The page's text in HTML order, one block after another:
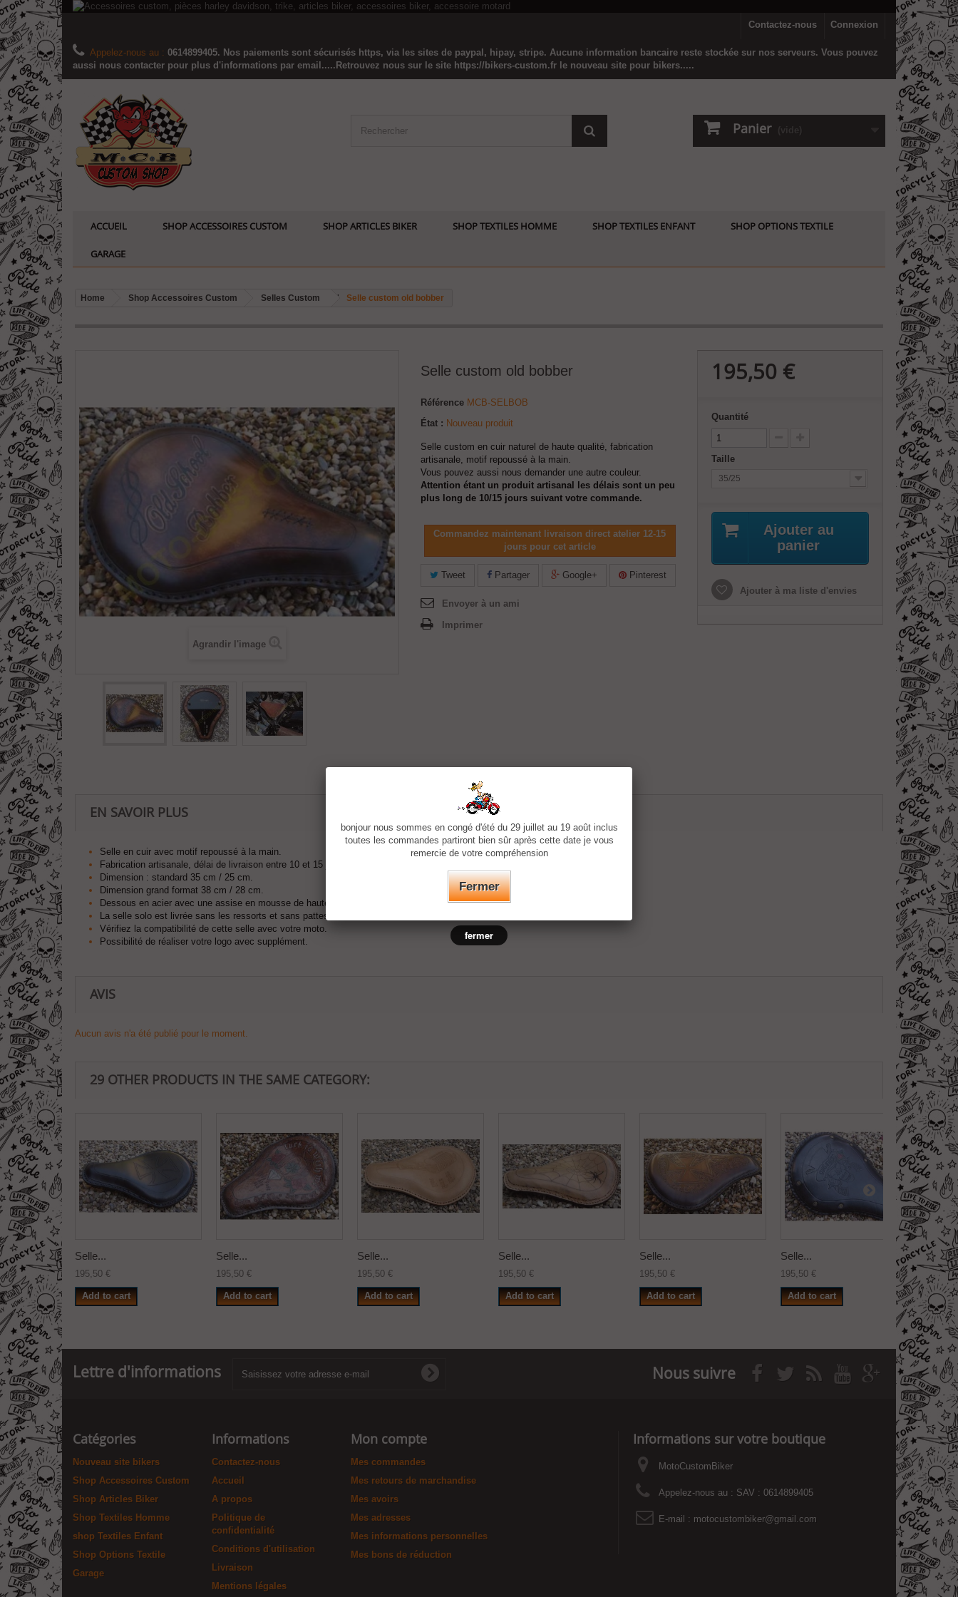
Connexion
Contactez-nous
Appelez-nous au : 0614899405. Nos paiements sont sécurisés https, via les sites de paypal, hipay, stripe. Aucune information bancaire reste stockée sur nos serveurs. Vous pouvez
aussi nous contacter pour plus d'informations par email.....Retrouvez nous sur le site https://bikers-custom.fr le nouveau site pour bikers.....
Panier (vide)
ACCUEIL SHOP ACCESSOIRES CUSTOM SHOP ARTICLES BIKER SHOP TEXTILES HOMME SHOP TEXTILES ENFANT SHOP OPTIONS TEXTILE
GARAGE
Home Shop Accessoires Custom Selles Custom Selle custom old bobber
Agrandir l'image
Selle custom old bobber
Référence MCB-SELBOB
État : Nouveau produit
Selle custom en cuir naturel de haute qualité, fabrication
artisanale, motif repoussé à la main.
Vous pouvez aussi nous demander une autre couleur.
Attention étant un produit artisanal les délais sont un peu
plus long de 10/15 jours suivant votre commande.
Commandez maintenant livraison direct atelier 12-15
jours pour cet article
Tweet Partager Google+ Pinterest
Envoyer à un ami
Imprimer
195,50 €
Quantité
Taille
35/25
Ajouter au
panier
Ajouter à ma liste d'envies
EN SAVOIR PLUS
Selle en cuir avec motif repoussé à la main.
Fabrication artisanale, délai de livraison entre 10 et 15 jours suivant motif.
Dimension : standard 35 cm / 25 cm.
Dimension grand format 38 cm / 28 cm.
Dessous en acier avec une assise en mousse de haute densité.
La selle solo est livrée sans les ressorts et sans pattes de fixation.
Vérifiez la compatibilité de cette selle avec votre moto.
Possibilité de réaliser votre logo avec supplément.
AVIS
Aucun avis n'a été publié pour le moment.
29 OTHER PRODUCTS IN THE SAME CATEGORY:
Selle...
195,50 €
Add to cart
Selle...
195,50 €
Add to cart
Selle...
195,50 €
Add to cart
Selle...
195,50 €
Add to cart
Selle...
195,50 €
Add to cart
Selle...
195,50 €
Add to cart
Selle...
195,50 €
Add
Lettre d'informations Nous suivre
Catégories
Nouveau site bikers
Shop Accessoires Custom
Shop Articles Biker
Shop Textiles Homme
shop Textiles Enfant
Shop Options Textile
Garage
Informations
Contactez-nous
Accueil
A propos
Politique de
confidentialité
Conditions d'utilisation
Livraison
Mentions légales
Mon compte
Mes commandes
Mes retours de marchandise
Mes avoirs
Mes adresses
Mes informations personnelles
Mes bons de réduction
Informations sur votre boutique
MotoCustomBiker
Appelez-nous au : SAV : 0614899405
E-mail : motocustombiker@gmail.com
bonjour nous sommes en congé d'été du 29 juillet au 19 août inclus
toutes les commandes partiront bien sûr après cette date je vous
remercie de votre compréhension
Fermer
fermer